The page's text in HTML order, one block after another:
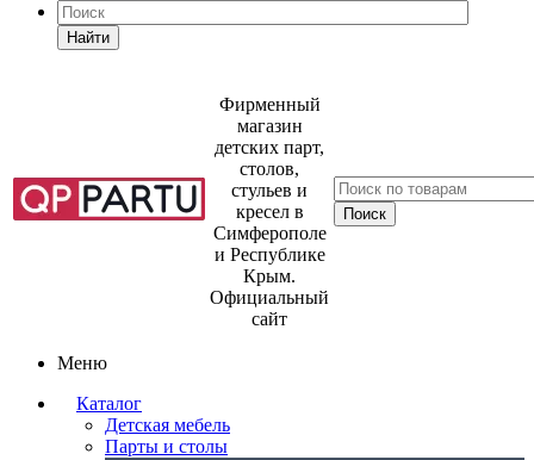
Найти
Фирменный
магазин
детских парт,
столов,
стульев и
кресел в
Симферополе
и Республике
Крым.
Официальный
сайт
Меню
Каталог
Детская мебель
Парты и столы